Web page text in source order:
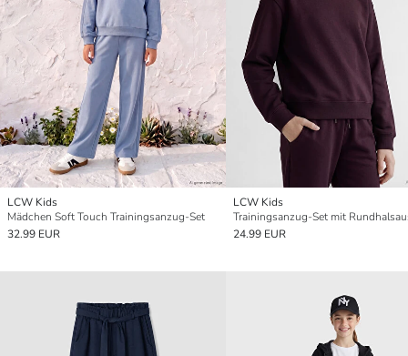
LCW Kids
Mädchen Soft Touch Trainingsanzug-Set
32.99 EUR
LCW Kids
24.99 EUR